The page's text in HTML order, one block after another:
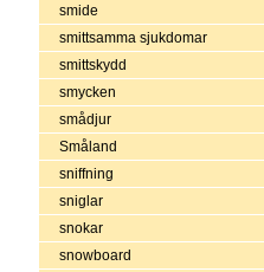
smide
smittsamma sjukdomar
smittskydd
smycken
smådjur
Småland
sniffning
sniglar
snokar
snowboard